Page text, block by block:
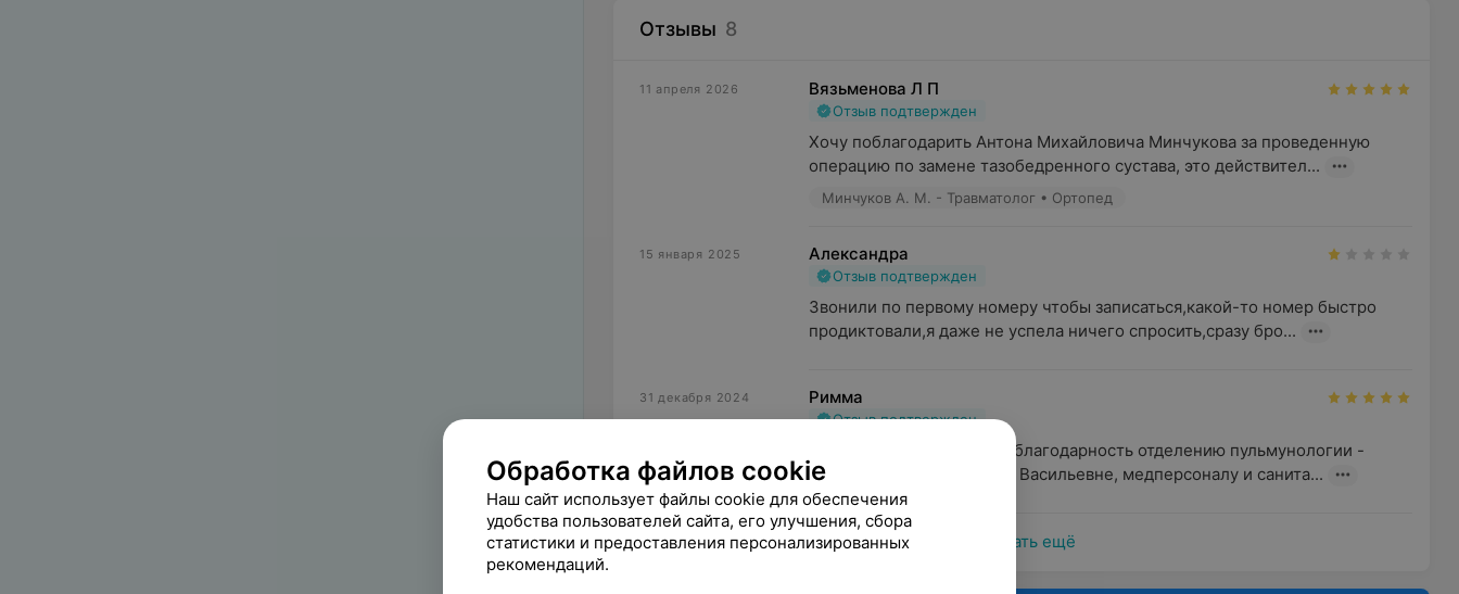
Отзывы 8
11 апреля 2026 Вязьменова Л П
Отзыв подтвержден
Хочу поблагодарить Антона Михайловича Минчукова за проведенную
операцию по замене тазобедренного сустава, это действител...
Минчуков А. М. - Травматолог • Ортопед
15 января 2025 Александра
Отзыв подтвержден
Звонили по первому номеру чтобы записаться,какой-то номер быстро
продиктовали,я даже не успела ничего спросить,сразу бро...
31 декабря 2024 Римма
Отзыв подтвержден
Хочу выразить огромную благодарность отделению пульмунологии -
лечащему врачу  Наталье Васильевне, медперсоналу и санита...
Показать ещё
Обработка файлов cookie
Наш сайт использует файлы cookie для обеспечения
удобства пользователей сайта, его улучшения, сбора
статистики и предоставления персонализированных
рекомендаций.